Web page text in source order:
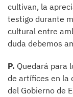
cultivan, la
testigo durante
cultural entre
duda debemos
P. Quedará para
de artífices en la
del Gobierno de